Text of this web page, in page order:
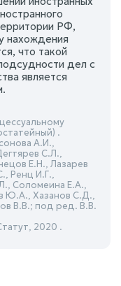
РФ,
нахождения
что такой
дел с
является
.
А.И.,
С.Л.,
Е.Н., Лазарев
Ренц И.Г.,
Соломеина Е.А.,
Ю.А., Хазанов С.Д.,
В.В.; под ред. В.В.
2020 .